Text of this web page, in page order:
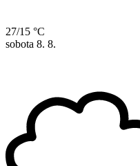
27/15 °C
sobota 8. 8.